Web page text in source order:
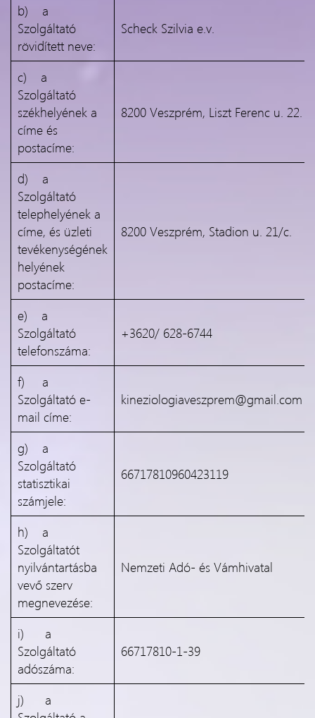
b) a
Szolgáltató
rövidített neve:
Scheck Szilvia e.v.
c) a
Szolgáltató
székhelyének a
címe és
postacíme:
8200 Veszprém, Liszt Ferenc u. 22.
d) a
Szolgáltató
telephelyének a
címe, és üzleti
tevékenységének
helyének
postacíme:
8200 Veszprém, Stadion u. 21/c.
e) a
Szolgáltató
telefonszáma:
+3620/ 628-6744
f) a
Szolgáltató e-
mail címe:
kineziologiaveszprem@gmail.com
g) a
Szolgáltató
statisztikai
számjele:
66717810960423119
h) a
Szolgáltatót
nyilvántartásba
vevő szerv
megnevezése:
Nemzeti Adó- és Vámhivatal
i) a
Szolgáltató
adószáma:
66717810-1-39
j) a